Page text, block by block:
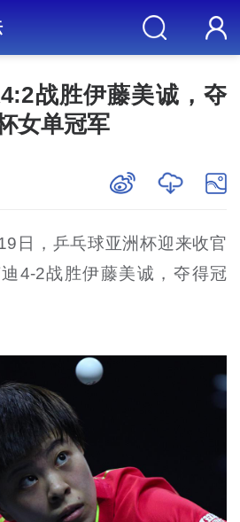
战胜伊藤美诚，夺
女单冠军
日，乒乓球亚洲杯迎来收官
4-2战胜伊藤美诚，夺得冠